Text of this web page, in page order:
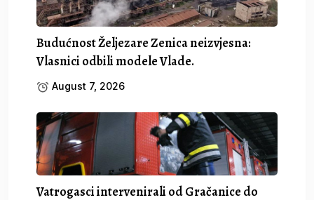
Budućnost Željezare Zenica neizvjesna:
Vlasnici odbili modele Vlade.
August 7, 2026
Vatrogasci intervenirali od Gračanice do